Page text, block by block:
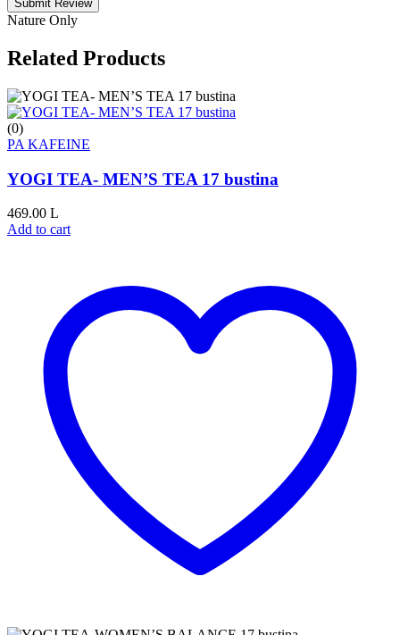
Submit Review
Nature Only
Related Products
(0)
PA KAFEINE
YOGI TEA- MEN’S TEA 17 bustina
469.00 L
Add to cart